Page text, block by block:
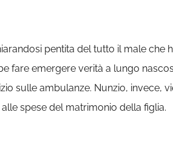
pentita del tutto il male che
fare emergere verità a lungo
sulle ambulanze. Nunzio, invece,
spese del matrimonio della figlia.